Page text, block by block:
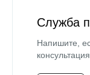
Служба
Напишите,